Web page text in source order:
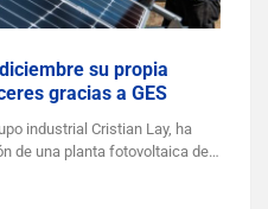
su propia
gracias a GES
industrial Cristian Lay, ha
de una planta fotovoltaica de…